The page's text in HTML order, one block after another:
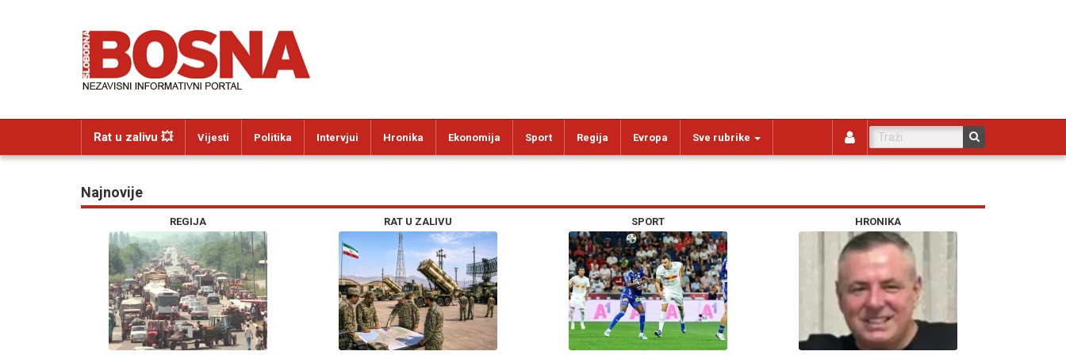
Rat u zalivu 💥 Vijesti Politika Intervjui Hronika Ekonomija Sport Regija Evropa Sve rubrike
Najnovije
REGIJA RAT U ZALIVU SPORT HRONIKA